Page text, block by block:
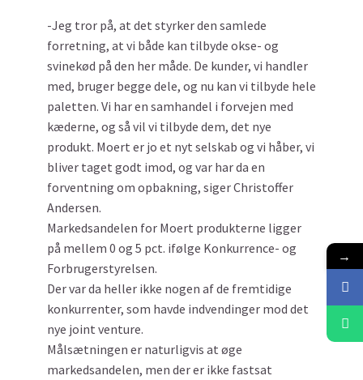
-Jeg tror på, at det styrker den samlede
forretning, at vi både kan tilbyde okse- og
svinekød på den her måde. De kunder, vi handler
med, bruger begge dele, og nu kan vi tilbyde hele
paletten. Vi har en samhandel i forvejen med
kæderne, og så vil vi tilbyde dem, det nye
produkt. Moert er jo et nyt selskab og vi håber, vi
bliver taget godt imod, og var har da en
forventning om opbakning, siger Christoffer
Andersen.
Markedsandelen for Moert produkterne ligger
på mellem 0 og 5 pct. ifølge Konkurrence- og
Forbrugerstyrelsen.
Der var da heller ikke nogen af de fremtidige
konkurrenter, som havde indvendinger mod det
nye joint venture.
Målsætningen er naturligvis at øge
markedsandelen, men der er ikke fastsat
→